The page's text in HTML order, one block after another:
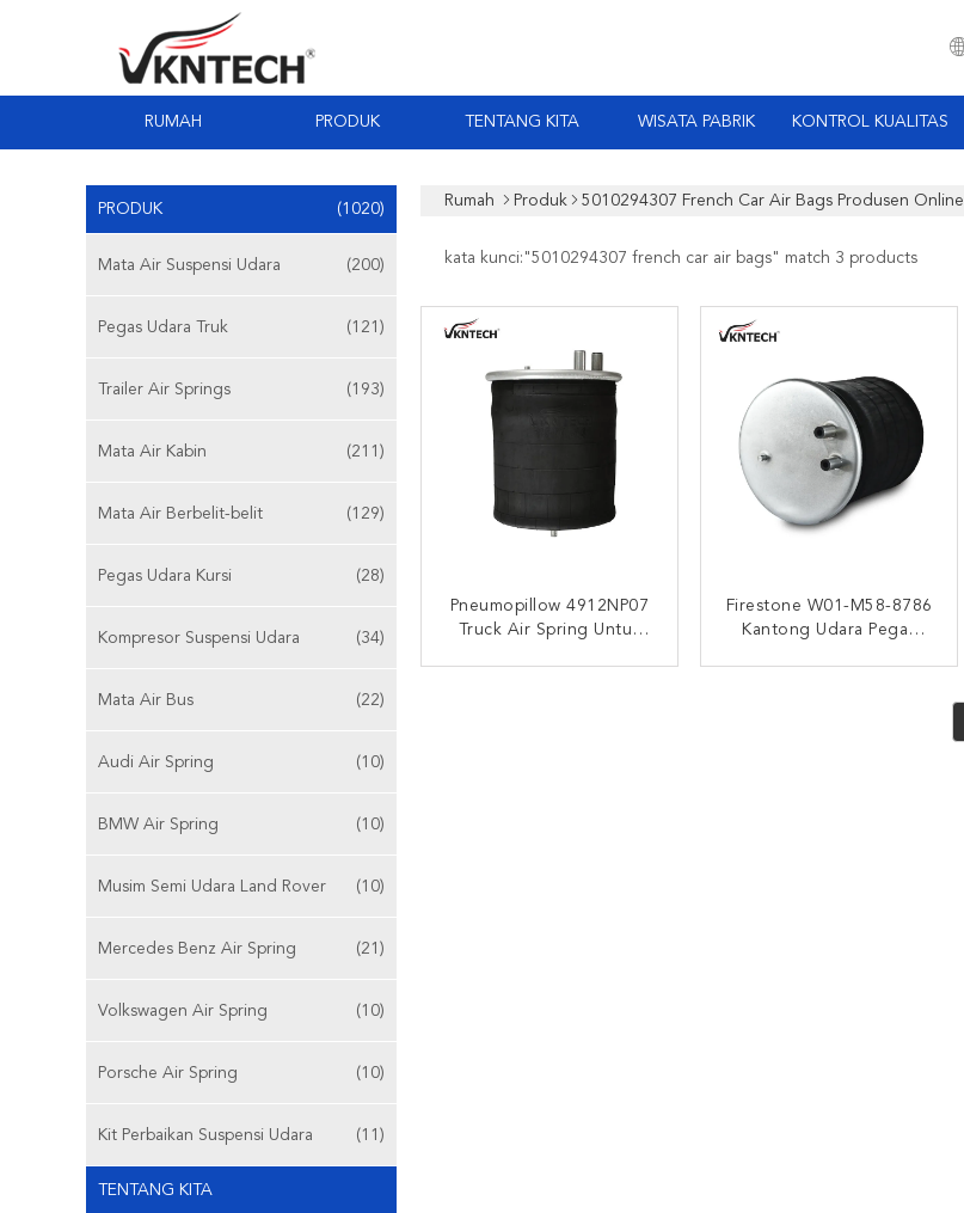
RUMAH PRODUK TENTANG KITA WISATA PABRIK KONTROL KUALITAS
PRODUK (1020)
Mata Air Suspensi Udara (200)
Pegas Udara Truk (121)
Trailer Air Springs (193)
Mata Air Kabin (211)
Mata Air Berbelit-belit (129)
Pegas Udara Kursi (28)
Kompresor Suspensi Udara (34)
Mata Air Bus (22)
Audi Air Spring (10)
BMW Air Spring (10)
Musim Semi Udara Land Rover (10)
Mercedes Benz Air Spring (21)
Volkswagen Air Spring (10)
Porsche Air Spring (10)
Kit Perbaikan Suspensi Udara (11)
TENTANG KITA
Rumah Produk 5010294307 French Car Air Bags Produsen Online
kata kunci:"5010294307 french car air bags" match 3 products
Pneumopillow 4912NP07
Truck Air Spring Untuk
Firestone W01-M58-8786
Kantong Udara Pegas